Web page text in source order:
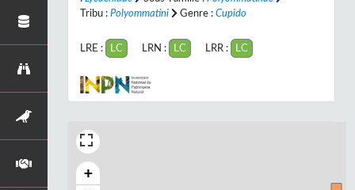
Tribu : Polyommatini Genre : Cupido
LRE : LC LRN : LC LRR : LC
+